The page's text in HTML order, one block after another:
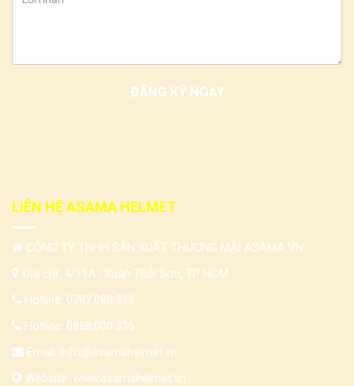
LIÊN HỆ ASAMA HELMET
CÔNG TY TNHH SẢN XUẤT THƯƠNG MẠI ASAMA VN
Địa chỉ: 4/11A , Xuân Thới Sơn, TP HCM
Hotline: 0782.088.333
Hotline: 0888.000.336
Email: info@asamahelmet.vn
Website: www.asamahelmet.vn